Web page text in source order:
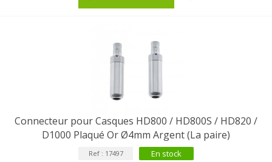
Connecteur pour Casques HD800 / HD800S / HD820 /
D1000 Plaqué Or Ø4mm Argent (La paire)
Ref : 17497 En stock